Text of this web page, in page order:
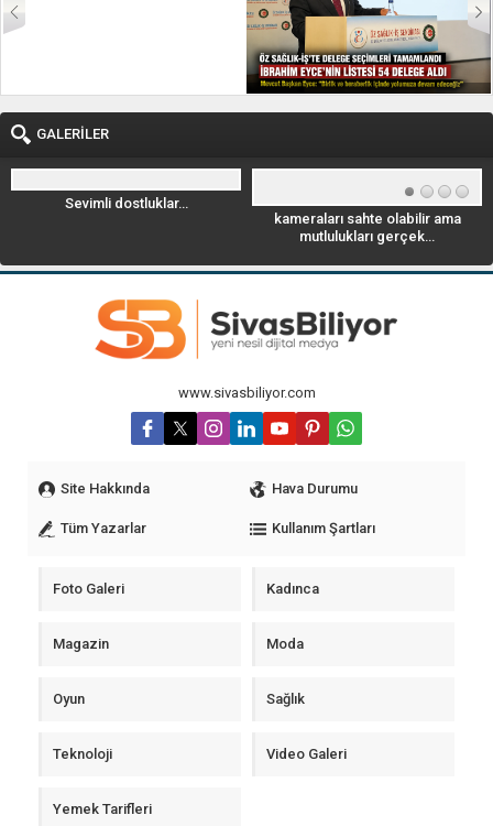
GALERİLER
Sevimli dostluklar…
kameraları sahte olabilir ama
mutlulukları gerçek…
www.sivasbiliyor.com
Site Hakkında Hava Durumu
Tüm Yazarlar Kullanım Şartları
Foto Galeri Kadınca
Magazin Moda
Oyun Sağlık
Teknoloji Video Galeri
Yemek Tarifleri